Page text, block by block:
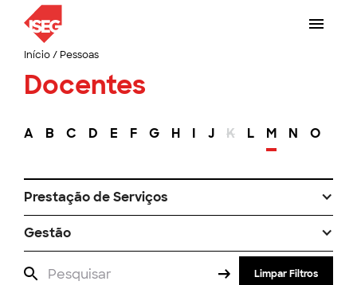
Início/ Pessoas
Docentes
A B C D E F G H I J K L M N O
Prestação de Serviços
Gestão
Limpar Filtros